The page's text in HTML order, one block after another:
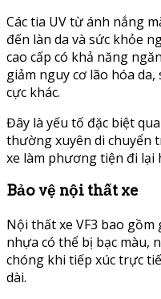
Các tia UV từ ánh nắng
đến làn da và sức khỏe
cao cấp có khả năng
giảm nguy cơ lão hóa da,
cực khác.
Đây là yếu tố đặc biệt
thường xuyên di chuyển
xe làm phương tiện đi lại
Bảo vệ nội thất xe
Nội thất xe VF3 bao gồm
nhựa có thể bị bạc màu,
chóng khi tiếp xúc trực
dài.